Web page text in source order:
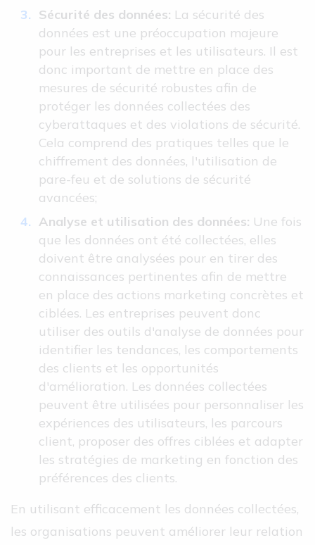
Sécurité des données: La sécurité des
données est une préoccupation majeure
pour les entreprises et les utilisateurs. Il est
donc important de mettre en place des
mesures de sécurité robustes afin de
protéger les données collectées des
cyberattaques et des violations de sécurité.
Cela comprend des pratiques telles que le
chiffrement des données, l'utilisation de
pare-feu et de solutions de sécurité
avancées;
Analyse et utilisation des données: Une fois
que les données ont été collectées, elles
doivent être analysées pour en tirer des
connaissances pertinentes afin de mettre
en place des actions marketing concrètes et
ciblées. Les entreprises peuvent donc
utiliser des outils d'analyse de données pour
identifier les tendances, les comportements
des clients et les opportunités
d'amélioration. Les données collectées
peuvent être utilisées pour personnaliser les
expériences des utilisateurs, les parcours
client, proposer des offres ciblées et adapter
les stratégies de marketing en fonction des
préférences des clients.
En utilisant efficacement les données collectées,
les organisations peuvent améliorer leur relation